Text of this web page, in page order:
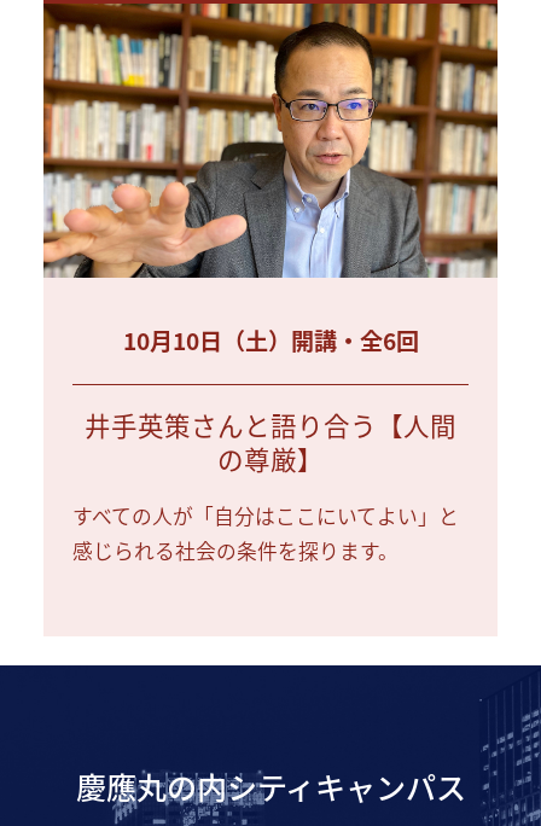
10月10日（土）開講・全6回
井手英策さんと語り合う【人間
の尊厳】
すべての人が「自分はここにいてよい」と
感じられる社会の条件を探ります。
慶應丸の内シティキャンパス